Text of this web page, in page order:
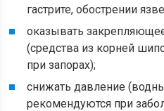
гастрите, обострении
оказывать
(средства из корней
при запорах);
снижать давление
рекомендуются при